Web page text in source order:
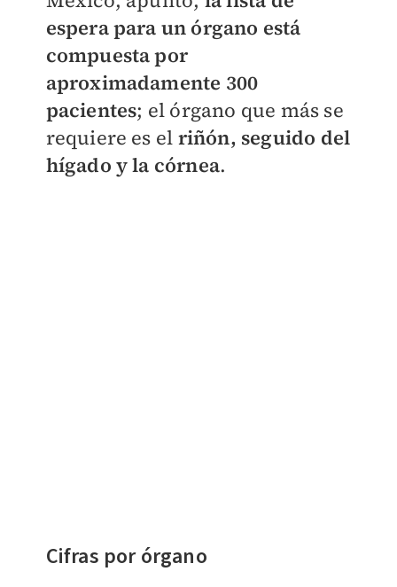
espera para un órgano está
compuesta por
aproximadamente 300
pacientes; el órgano que más se
requiere es el riñón, seguido del
hígado y la córnea.
Cifras por órgano